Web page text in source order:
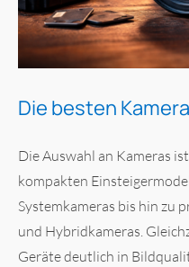
Die besten
Die Auswahl an Kameras
kompakten
Systemkameras bis hin zu
und Hybridkameras.
Geräte deutlich in